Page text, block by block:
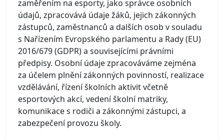
zaměřením na esporty, jako správce osobních
údajů, zpracovává údaje žáků, jejich zákonných
zástupců, zaměstnanců a dalších osob v souladu
s Nařízením Evropského parlamentu a Rady (EU)
2016/679 (GDPR) a souvisejícími právními
předpisy. Osobní údaje zpracováváme zejména
za účelem plnění zákonných povinností, realizace
vzdělávání, řízení školních aktivit včetně
esportových akcí, vedení školní matriky,
komunikace s rodiči a zákonnými zástupci, a
zabezpečení provozu školy.